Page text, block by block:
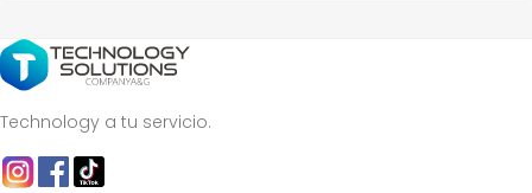
Technology a tu servicio.